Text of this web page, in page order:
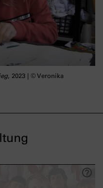
, 2023 | © Veronika